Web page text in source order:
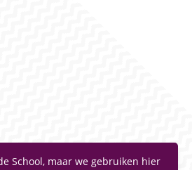
School, maar we gebruiken hier